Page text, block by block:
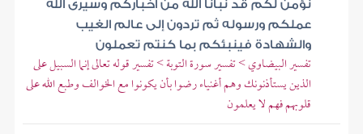
نؤمن لكم قد نبأنا الله من أخباركم وسيرى الله
عملكم ورسوله ثم تردون إلى عالم الغيب
والشهادة فينبئكم بما كنتم تعملون
تفسير البيضاوي > تفسير سورة التوبة > تفسير قوله تعالى إنما السبيل على
الذين يستأذنونك وهم أغنياء رضوا بأن يكونوا مع الخوالف وطبع الله على
قلوبهم فهم لا يعلمون